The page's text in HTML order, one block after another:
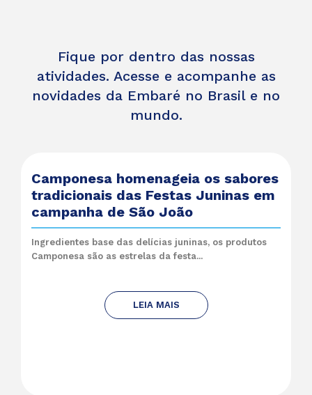
Fique por dentro das nossas
atividades. Acesse e acompanhe as
novidades da Embaré no Brasil e no
mundo.
Camponesa homenageia os sabores
tradicionais das Festas Juninas em
campanha de São João
Ingredientes base das delícias juninas, os produtos
Camponesa são as estrelas da festa...
LEIA MAIS